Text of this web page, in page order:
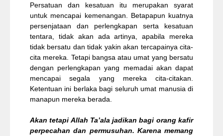
Persatuan dan kesatuan itu merupakan syarat
untuk mencapai kemenangan. Betapapun kuatnya
persenjataan dan perlengkapan serta kesatuan
tentara, tidak akan ada artinya, apabila mereka
tidak bersatu dan tidak yakin akan tercapainya cita-
cita mereka. Tetapi bangsa atau umat yang bersatu
dengan perlengkapan yang memadai akan dapat
mencapai segala yang mereka cita-citakan.
Ketentuan ini berlaka bagi seluruh umat manusia di
manapun mereka berada.
Akan tetapi Allah Ta’ala jadikan bagi orang kafir
perpecahan dan permusuhan. Karena memang